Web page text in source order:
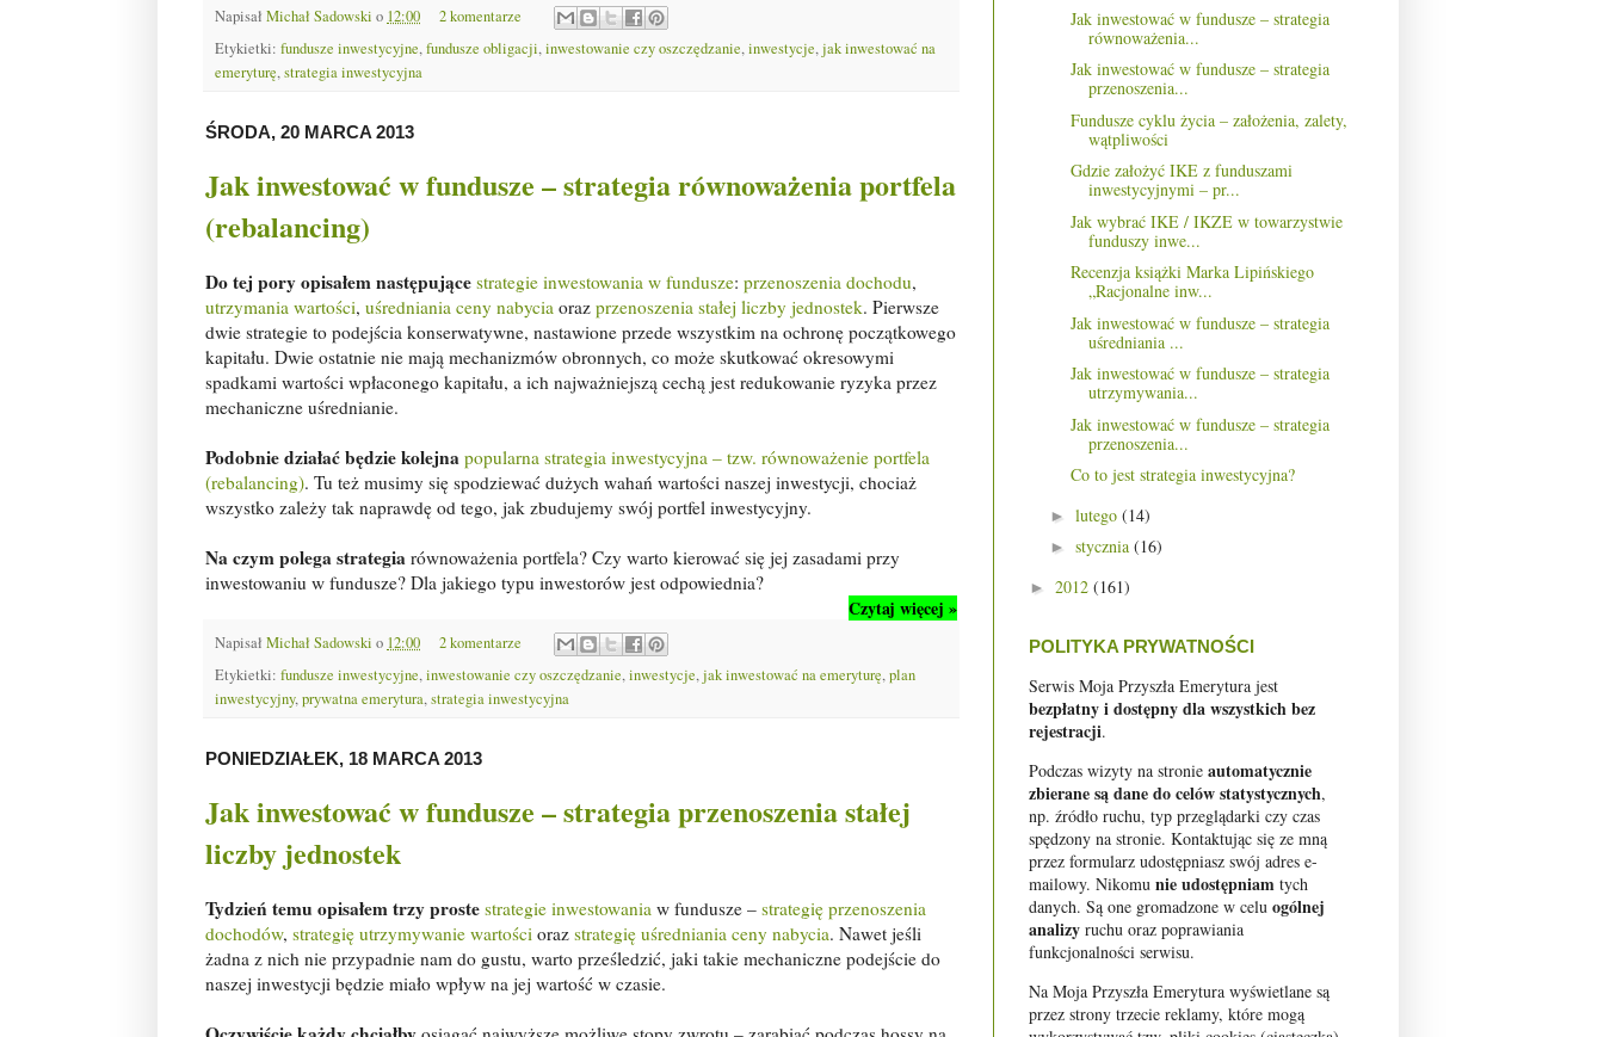
Napisał Michał Sadowski o 12:00
2 komentarze
Etykietki: fundusze inwestycyjne,fundusze obligacji,inwestowanie czy oszczędzanie,inwestycje,jak inwestować na
emeryturę,strategia inwestycyjna
ŚRODA, 20 MARCA 2013
Jak inwestować w fundusze – strategia równoważenia portfela
(rebalancing)
Do tej pory opisałem następujące strategie inwestowania w fundusze: przenoszenia dochodu,
utrzymania wartości, uśredniania ceny nabycia oraz przenoszenia stałej liczby jednostek. Pierwsze
dwie strategie to podejścia konserwatywne, nastawione przede wszystkim na ochronę początkowego
kapitału. Dwie ostatnie nie mają mechanizmów obronnych, co może skutkować okresowymi
spadkami wartości wpłaconego kapitału, a ich najważniejszą cechą jest redukowanie ryzyka przez
mechaniczne uśrednianie.
Podobnie działać będzie kolejna popularna strategia inwestycyjna – tzw. równoważenie portfela
(rebalancing). Tu też musimy się spodziewać dużych wahań wartości naszej inwestycji, chociaż
wszystko zależy tak naprawdę od tego, jak zbudujemy swój portfel inwestycyjny.
Na czym polega strategia równoważenia portfela? Czy warto kierować się jej zasadami przy
inwestowaniu w fundusze? Dla jakiego typu inwestorów jest odpowiednia?
Czytaj więcej »
Napisał Michał Sadowski o 12:00
2 komentarze
Etykietki: fundusze inwestycyjne,inwestowanie czy oszczędzanie,inwestycje,jak inwestować na emeryturę,plan
inwestycyjny,prywatna emerytura,strategia inwestycyjna
PONIEDZIAŁEK, 18 MARCA 2013
Jak inwestować w fundusze – strategia przenoszenia stałej
liczby jednostek
Tydzień temu opisałem trzy proste strategie inwestowania w fundusze – strategię przenoszenia
dochodów, strategię utrzymywanie wartości oraz strategię uśredniania ceny nabycia. Nawet jeśli
żadna z nich nie przypadnie nam do gustu, warto prześledzić, jaki takie mechaniczne podejście do
naszej inwestycji będzie miało wpływ na jej wartość w czasie.
Jak inwestować w fundusze – strategia
równoważenia...
Jak inwestować w fundusze – strategia
przenoszenia...
Fundusze cyklu życia – założenia, zalety,
wątpliwości
Gdzie założyć IKE z funduszami
inwestycyjnymi – pr...
Jak wybrać IKE / IKZE w towarzystwie
funduszy inwe...
Recenzja książki Marka Lipińskiego
„Racjonalne inw...
Jak inwestować w fundusze – strategia
uśredniania ...
Jak inwestować w fundusze – strategia
utrzymywania...
Jak inwestować w fundusze – strategia
przenoszenia...
Co to jest strategia inwestycyjna?
► lutego (14)
► stycznia (16)
► 2012 (161)
POLITYKA PRYWATNOŚCI
Serwis Moja Przyszła Emerytura jest
bezpłatny i dostępny dla wszystkich bez
rejestracji.
Podczas wizyty na stronie automatycznie
zbierane są dane do celów statystycznych,
np. źródło ruchu, typ przeglądarki czy czas
spędzony na stronie. Kontaktując się ze mną
przez formularz udostępniasz swój adres e-
mailowy. Nikomu nie udostępniam tych
danych. Są one gromadzone w celu ogólnej
analizy ruchu oraz poprawiania
funkcjonalności serwisu.
Na Moja Przyszła Emerytura wyświetlane są
przez strony trzecie reklamy, które mogą